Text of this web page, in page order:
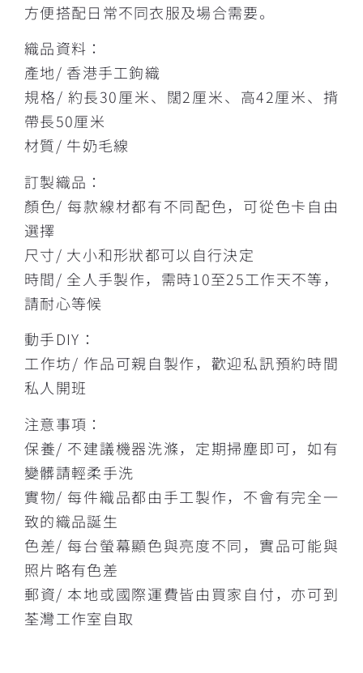
方便搭配日常不同衣服及場合需要。
織品資料：
產地/ 香港手工鉤織
規格/ 約長30厘米、闊2厘米、高42厘米、揹
帶長50厘米
材質/ 牛奶毛線
訂製織品：
顏色/ 每款線材都有不同配色，可從色卡自由
選擇
尺寸/ 大小和形狀都可以自行決定
時間/ 全人手製作，需時10至25工作天不等，
請耐心等候
動手DIY：
工作坊/ 作品可親自製作，歡迎私訊預約時間
私人開班
注意事項：
保養/ 不建議機器洗滌，定期掃塵即可，如有
變髒請輕柔手洗
實物/ 每件織品都由手工製作，不會有完全一
致的織品誕生
色差/ 每台螢幕顯色與亮度不同，實品可能與
照片略有色差
郵資/ 本地或國際運費皆由買家自付，亦可到
荃灣工作室自取